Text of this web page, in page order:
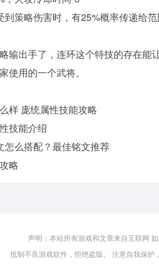
策略伤害时，有25%概率传递给
输出手了，连环这个特技的存在能
使用的一个武将。
样 庞统属性技能攻略
技能介绍
怎么搭配？最佳铭文推荐
略
声明：本站所有游戏和文章来自互联网
抵制不良游戏软件，拒绝盗版。 注意自我保护